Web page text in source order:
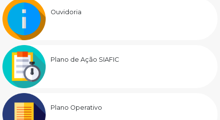
Ouvidoria
Plano de Ação SIAFIC
Plano Operativo